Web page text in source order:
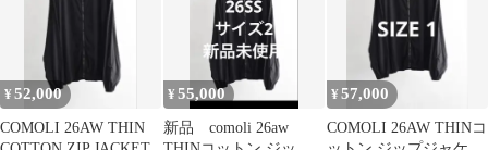
¥52,000
COMOLI 26AW THIN
¥55,000
新品 comoli 26aw
¥57,000
COMOLI 26AW THINコ